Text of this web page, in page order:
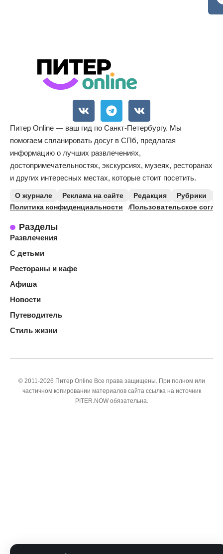
Питер Online — ваш гид по Санкт-Петербургу. Мы
помогаем спланировать досуг в СПб, предлагая
информацию о лучших развлечениях,
достопримечательностях, экскурсиях, музеях, ресторанах
и других интересных местах, которые стоит посетить.
О журнале Реклама на сайте Редакция Рубрики
Политика конфиденциальности
Пользовательское
Разделы
Развлечения
С детьми
Рестораны и кафе
Афиша
Новости
Путеводитель
Стиль жизни
© 2011-2026 Питер Online Все права защищены. При полном или
частичном копировании материалов сайта ссылка на источник
PITER.NOW обязательна.